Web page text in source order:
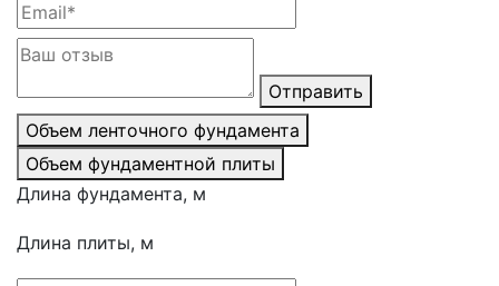
Отправить
Объем ленточного фундамента
Объем фундаментной плиты
Длина фундамента, м
Длина плиты, м